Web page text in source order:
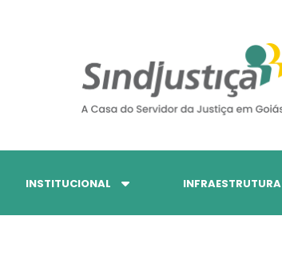
INSTITUCIONAL INFRAESTRUTURA